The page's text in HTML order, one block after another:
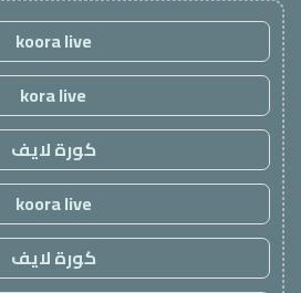
koora live
kora live
كورة لايف
koora live
كورة لايف